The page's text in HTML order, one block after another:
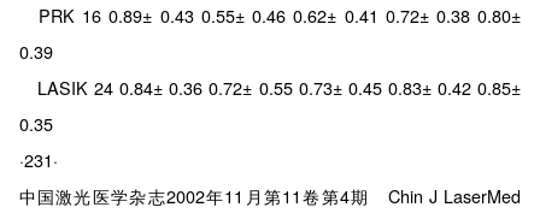
PRK 16 0.89± 0.43 0.55± 0.46 0.62± 0.41 0.72± 0.38 0.80±
0.39
LASIK 24 0.84± 0.36 0.72± 0.55 0.73± 0.45 0.83± 0.42 0.85±
0.35
·231·
中国激光医学杂志2002年11月第11卷第4期 Chin J LaserMed